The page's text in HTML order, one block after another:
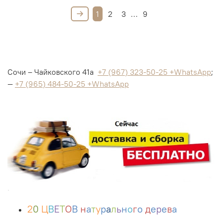
1 2 3 … 9
Сочи – Чайковского 41а +7 (967) 323-50-25 +WhatsApp;
— +7 (965) 484-50-25 +WhatsApp
.
20 ЦВЕТОВ натурального дерева